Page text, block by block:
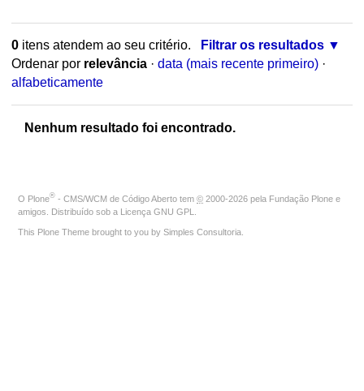
0itens atendem ao seu critério.
Filtrar os resultados
Ordenar por relevância · data (mais recente primeiro) ·
alfabeticamente
Nenhum resultado foi encontrado.
O Plone® - CMS/WCM de Código Aberto tem © 2000-2026 pela Fundação Plone e
amigos. Distribuído sob a Licença GNU GPL
This Plone Theme brought to you by Simples Consultoria